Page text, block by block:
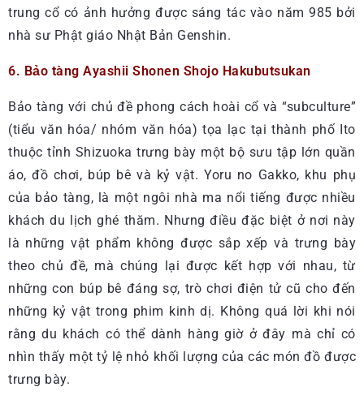
trung cổ có ảnh hưởng được sáng tác vào năm 985 bởi
nhà sư Phật giáo Nhật Bản Genshin.
6. Bảo tàng Ayashii Shonen Shojo Hakubutsukan
Bảo tàng với chủ đề phong cách hoài cổ và “subculture”
(tiểu văn hóa/ nhóm văn hóa) tọa lạc tại thành phố Ito
thuộc tỉnh Shizuoka trưng bày một bộ sưu tập lớn quần
áo, đồ chơi, búp bê và kỷ vật. Yoru no Gakko, khu phụ
của bảo tàng, là một ngôi nhà ma nổi tiếng được nhiều
khách du lịch ghé thăm. Nhưng điều đặc biệt ở nơi này
là những vật phẩm không được sắp xếp và trưng bày
theo chủ đề, mà chúng lại được kết hợp với nhau, từ
những con búp bê đáng sợ, trò chơi điện tử cũ cho đến
những kỷ vật trong phim kinh dị. Không quá lời khi nói
rằng du khách có thể dành hàng giờ ở đây mà chỉ có
nhìn thấy một tỷ lệ nhỏ khối lượng của các món đồ được
trưng bày.